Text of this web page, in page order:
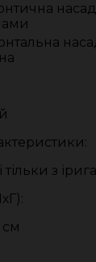
тільки з
см